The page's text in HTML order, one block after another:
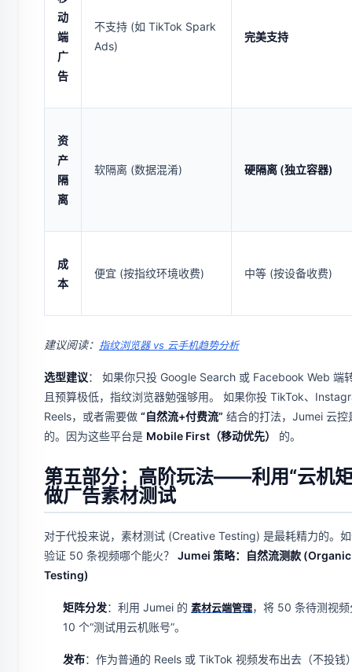
动
端
广
告
不支持 (如 TikTok Spark
Ads)
完美支持
资
产
隔
离
软隔离 (数据混淆) 硬隔离 (独立容器)
成
本
便宜 (按指纹环境收费) 中等 (按设备收费)
建议阅读： 指纹浏览器 vs 云手机趋势分析
选型建议： 如果你只投 Google Search 或 Facebook Web 端
且预算极低，指纹浏览器勉强够用。 如果你投 TikTok、
Reels，或者需要做 “自然流+付费流” 结合的打法，Jumei 云控
的。因为这些平台是 Mobile First（移动优先） 的。
第五部分：高阶玩法——利用“云机
做广告素材测试
对于代投来说，素材测试 (Creative Testing) 是最耗精力的。
验证 50 条视频哪个能火？ Jumei 策略：自然流测款 (Organic
Testing)
矩阵分发：利用 Jumei 的 素材云端管理，将 50 条待测视
10 个“测试用云机账号”。
发布：作为普通的 Reels 或 TikTok 视频发布出去（不投钱